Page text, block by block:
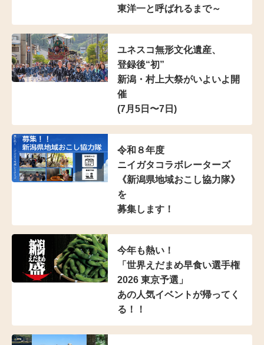
東洋一と呼ばれるまで～
ユネスコ無形文化遺産、
登録後“初”
新潟・村上大祭がいよいよ開
催
(7月5日〜7日)
令和８年度
ニイガタコラボレーターズ
《新潟県地域おこし協力隊》
を
募集します！
今年も熱い！
「世界えだまめ早食い選手権
2026 東京予選」
あの人気イベントが帰ってく
る！！